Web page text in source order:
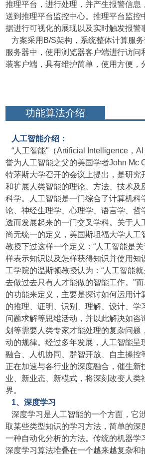
推理平台，进行处理，并产生报警信息
送到推理平台监控中心。推理平台监控
据进行可视化的展现以及实时触发报警
方案采用B/S架构，系统整体计算服
服务器中，使用浏览器客户端进行访问
装客户端，具有维护简单，使用方便，
功能算法介绍
人工智能介绍：
“人工智能"（Artificial Intelligence，AI
誉为人工智能之父的美国学者John Mc
特茅斯大学召开的会议上提出，是研究
和扩展人类智能的理论、方法、技术及
科学。人工智能是一门综合了计算机科
论、神经生理学、心理学、语言学、哲
透而发展起来的一门交叉学科。关于人
尚无统一的定义，美国斯坦福大学人工
教授下过这样一个定义：“人工智能是
样表示知识以及怎样获得知识并使用知
工学院的温斯顿教授认为：“人工智能
去做过去只有人才能做的智能工作。"
的功能来定义，主要是探讨如何运用计
的推理、证明、识别、理解、设计、学
问题求解等思维活动，并以此解决如咨
划等需要人类专家才能处理的复杂问题
动的规律。经过多年发展，人工智能呈
融合、人机协同、群智开放、自主操控
正在加速与各行业的深度融合，催生新
业、新业态、新模式，将深刻改变人类
界。
1、深度学习
深度学习是人工智能的一个方面，它
取某些类型知识的学习方法 ，简单的
一种自动化分析的方法。传统的机器学
深度学习算法堆叠在一个越来越复杂和